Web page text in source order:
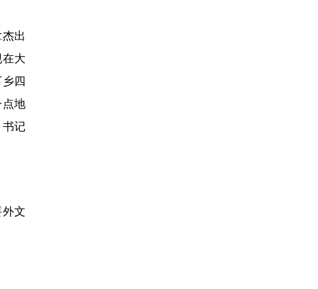
出
大
四
点地
书记
文